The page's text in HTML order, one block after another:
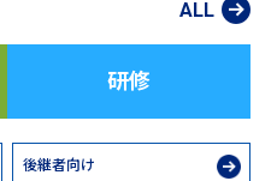
ALL
研修
後継者向け